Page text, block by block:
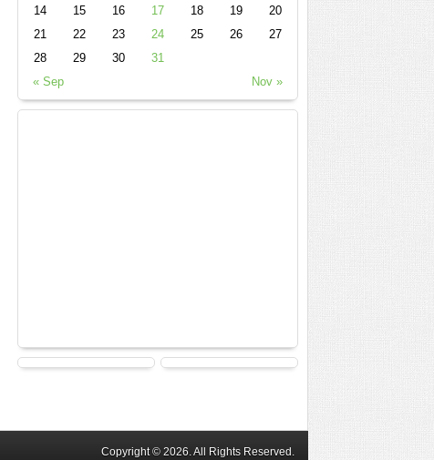
« Sep Nov »
14
15 16 17 18 19
20
21
22 23 24 25 26
27
28
29 30 31
Copyright © 2026. All Rights Reserved.